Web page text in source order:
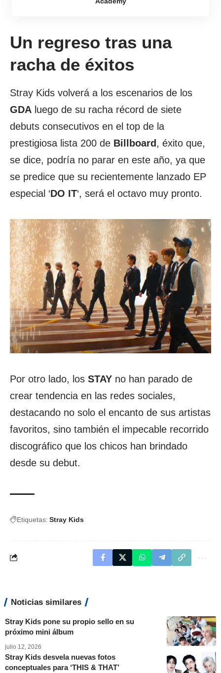
Un regreso tras una
racha de éxitos
Stray Kids volverá a los escenarios de los
GDA luego de su racha récord de siete
debuts consecutivos en el top de la
prestigiosa lista 200 de Billboard , éxito que,
se dice, podría no parar en este año, ya que
se predice que su recientemente lanzado EP
especial ‘DO IT‘, será el octavo muy pronto.
Por otro lado, los STAY no han parado de
crear tendencia en las redes sociales,
destacando no solo el encanto de sus artistas
favoritos, sino también el impecable recorrido
discográfico que los chicos han brindado
desde su debut.
Etiquetas: Stray Kids
Noticias similares
Stray Kids pone su propio sello en su
próximo mini álbum
julio 12, 2026
Stray Kids desvela nuevas fotos
conceptuales para ‘THIS & THAT’